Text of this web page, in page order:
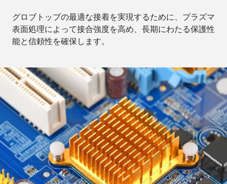
グロブトップの最適な接着を実現するために、プラズマ
表面処理によって接合強度を高め、長期にわたる保護性
能と信頼性を確保します。